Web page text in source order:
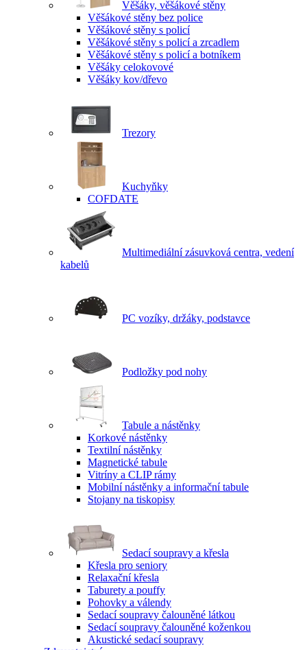
Věšáky, věšákové stěny
Věšákové stěny bez police
Věšákové stěny s policí
Věšákové stěny s policí a zrcadlem
Věšákové stěny s policí a botníkem
Věšáky celokovové
Věšáky kov/dřevo
Trezory
Kuchyňky
COFDATE
Multimediální zásuvková centra, vedení
kabelů
PC vozíky, držáky, podstavce
Podložky pod nohy
Tabule a nástěnky
Korkové nástěnky
Textilní nástěnky
Magnetické tabule
Vitríny a CLIP rámy
Mobilní nástěnky a informační tabule
Stojany na tiskopisy
Sedací soupravy a křesla
Křesla pro seniory
Relaxační křesla
Taburety a pouffy
Pohovky a válendy
Sedací soupravy čalouněné látkou
Sedací soupravy čalouněné koženkou
Akustické sedací soupravy